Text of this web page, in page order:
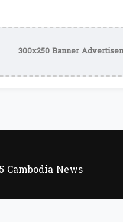
300x250 Banner
Cambodia News